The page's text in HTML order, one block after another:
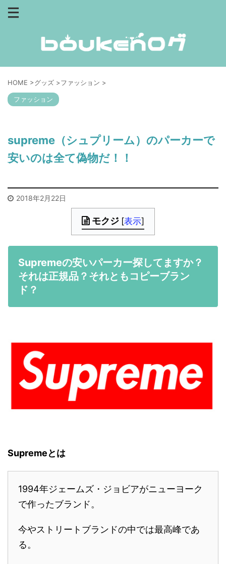
HOME >グッズ >ファッション >
ファッション
supreme（シュプリーム）のパーカーで
安いのは全て偽物だ！！
2018年2月22日
モクジ [表示]
Supremeの安いパーカー探してますか？
それは正規品？それともコピーブラン
ド？
Supremeとは
1994年ジェームズ・ジョビアがニューヨーク
で作ったブランド。
今やストリートブランドの中では最高峰であ
る。